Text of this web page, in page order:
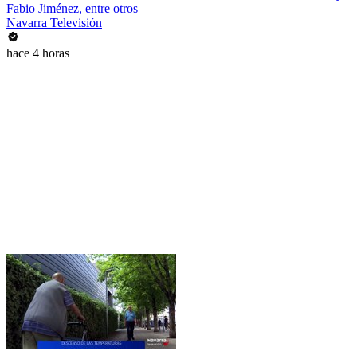
Fabio Jiménez, entre otros
Navarra Televisión
hace 4 horas